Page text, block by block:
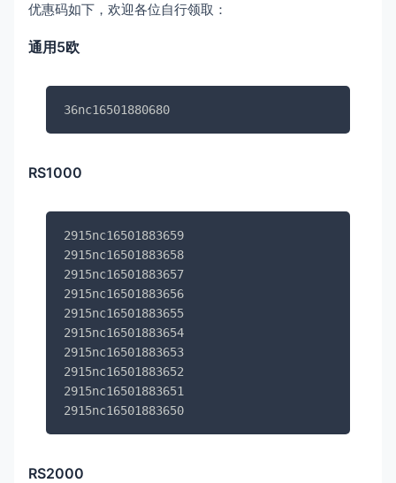
优惠码如下，欢迎各位自行领取：
通用5欧
36nc16501880680
RS1000
2915nc16501883659
2915nc16501883658
2915nc16501883657
2915nc16501883656
2915nc16501883655
2915nc16501883654
2915nc16501883653
2915nc16501883652
2915nc16501883651
2915nc16501883650
RS2000